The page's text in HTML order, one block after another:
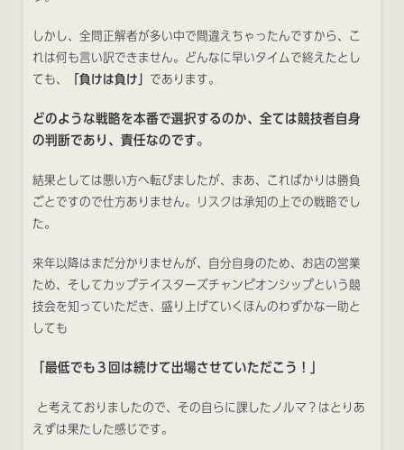
しかし、全問正解者が多い中で間違えちゃったんですから、こ
れは何も言い訳できません。どんなに早いタイムで終えたとし
ても、
「負けは負け」 であります。
どのような戦略を本番で選択するのか、全ては競技者自身
の判断であり、責任なのです。
結果としては悪い方へ転びましたが、まあ、こればかりは勝負
ごとですので仕方ありません。リスクは承知の上での戦略でし
た。
来年以降はまだ分かりませんが、自分自身のため、お店の営業
ため、そしてカップテイスターズチャンピオンシップという競
技会を知っていただき、盛り上げていくほんのわずかな一助と
しても
「最低でも３回は続けて出場させていただこう！」
と考えておりましたので、その自らに課したノルマ？はとりあ
えずは果たした感じです。